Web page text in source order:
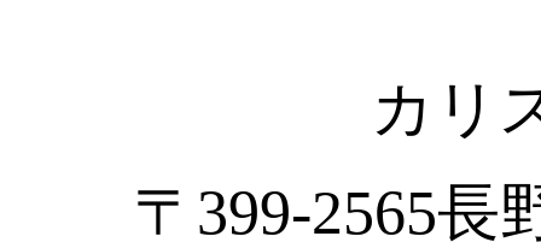
カリ
〒399-2565長